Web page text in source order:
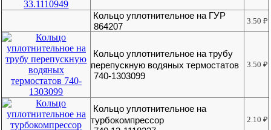
Кольцо уплотнительное на ГУР
864207
3.50₽
Кольцо уплотнительное на трубу
перепускную водяных термостатов
740-1303099
3.50₽
Кольцо уплотнительное на
турбокомпрессор
2.10₽